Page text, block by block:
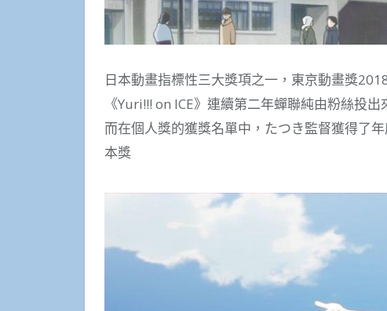
日本動畫指標性三大獎項之一，東京動畫獎
《Yuri!!! on ICE》連續第二年蟬聯純由粉絲投
而在個人獎的獲獎名單中，たつき監督獲得了
本獎